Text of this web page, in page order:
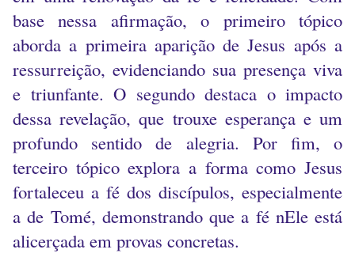
base nessa afirmação, o primeiro tópico
aborda a primeira aparição de Jesus após a
ressurreição, evidenciando sua presença viva
e triunfante. O segundo destaca o impacto
dessa revelação, que trouxe esperança e um
profundo sentido de alegria. Por fim, o
terceiro tópico explora a forma como Jesus
fortaleceu a fé dos discípulos, especialmente
a de Tomé, demonstrando que a fé nEle está
alicerçada em provas concretas.